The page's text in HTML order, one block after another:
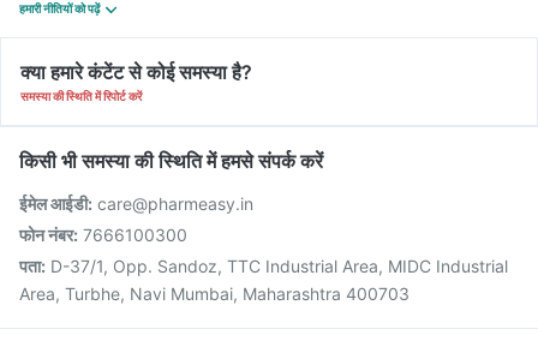
हमारी नीतियों को पढ़ें
क्या हमारे कंटेंट से कोई समस्या है?
समस्या की स्थिति में रिपोर्ट करें
किसी भी समस्या की स्थिति में हमसे संपर्क करें
ईमेल आईडी: care@pharmeasy.in
फोन नंबर: 7666100300
पता: D-37/1, Opp. Sandoz, TTC Industrial Area, MIDC Industrial
Area, Turbhe, Navi Mumbai, Maharashtra 400703